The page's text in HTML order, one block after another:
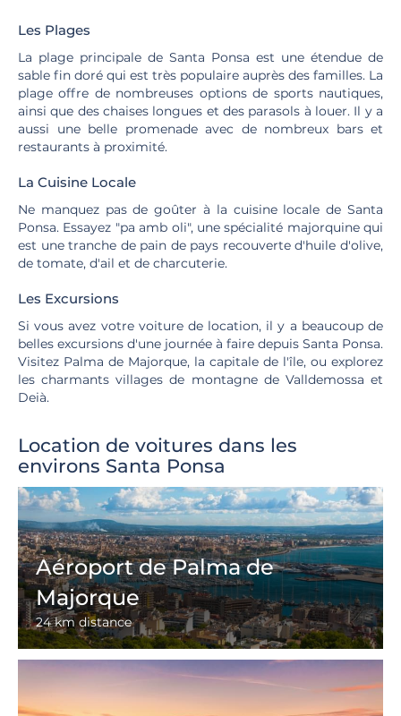
Les Plages
La plage principale de Santa Ponsa est une étendue de
sable fin doré qui est très populaire auprès des familles. La
plage offre de nombreuses options de sports nautiques,
ainsi que des chaises longues et des parasols à louer. Il y a
aussi une belle promenade avec de nombreux bars et
restaurants à proximité.
La Cuisine Locale
Ne manquez pas de goûter à la cuisine locale de Santa
Ponsa. Essayez "pa amb oli", une spécialité majorquine qui
est une tranche de pain de pays recouverte d'huile d'olive,
de tomate, d'ail et de charcuterie.
Les Excursions
Si vous avez votre voiture de location, il y a beaucoup de
belles excursions d'une journée à faire depuis Santa Ponsa.
Visitez Palma de Majorque, la capitale de l'île, ou explorez
les charmants villages de montagne de Valldemossa et
Deià.
Location de voitures dans les
environs Santa Ponsa
Aéroport de Palma de
Majorque
24 km distance